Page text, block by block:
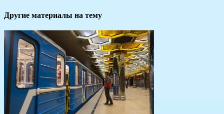
Другие материалы на тему